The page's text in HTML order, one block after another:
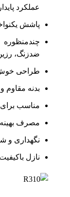
عملکرد
پاشش
ضدزنگ،
طراحی
بدنه مقاوم
مناسب
مصرف بهینه
نگهداری
نازل